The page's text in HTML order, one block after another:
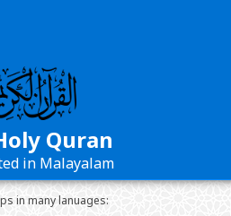
Quran
in Malayalam
in many lanuages: